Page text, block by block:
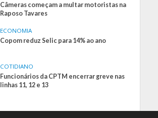
Câmeras começam a multar motoristas na
Raposo Tavares
ECONOMIA
Copom reduz Selic para 14% ao ano
COTIDIANO
Funcionários da CPTM encerrar greve nas
linhas 11, 12 e 13